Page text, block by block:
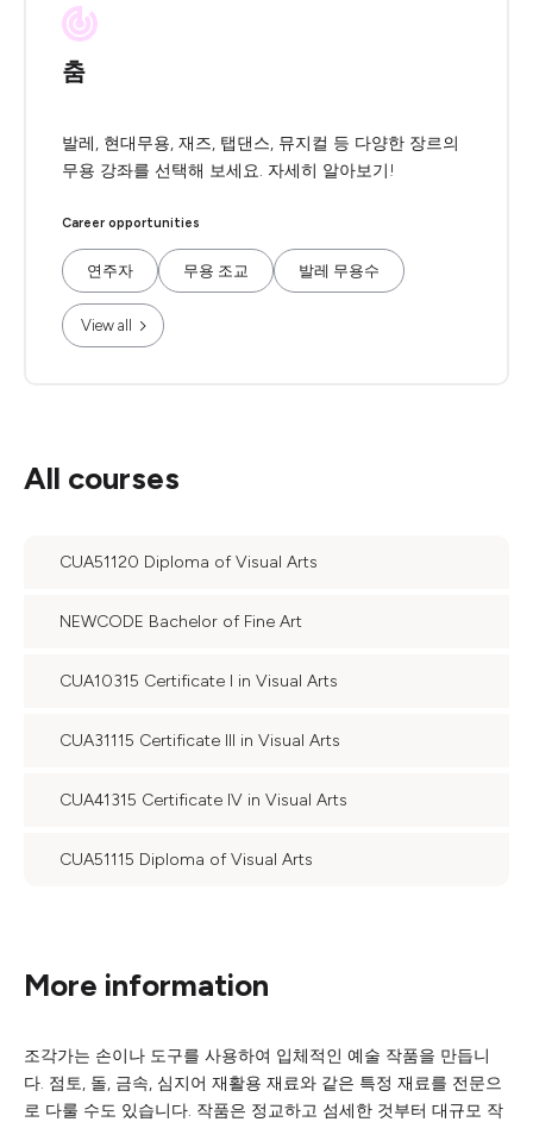
춤
발레, 현대무용, 재즈, 탭댄스, 뮤지컬 등 다양한 장르의
무용 강좌를 선택해 보세요. 자세히 알아보기!
Career opportunities
연주자 무용 조교 발레 무용수
View all
All courses
CUA51120 Diploma of Visual Arts
NEWCODE Bachelor of Fine Art
CUA10315 Certificate I in Visual Arts
CUA31115 Certificate III in Visual Arts
CUA41315 Certificate IV in Visual Arts
CUA51115 Diploma of Visual Arts
More information
조각가는 손이나 도구를 사용하여 입체적인 예술 작품을 만듭니
다. 점토, 돌, 금속, 심지어 재활용 재료와 같은 특정 재료를 전문으
로 다룰 수도 있습니다. 작품은 정교하고 섬세한 것부터 대규모 작